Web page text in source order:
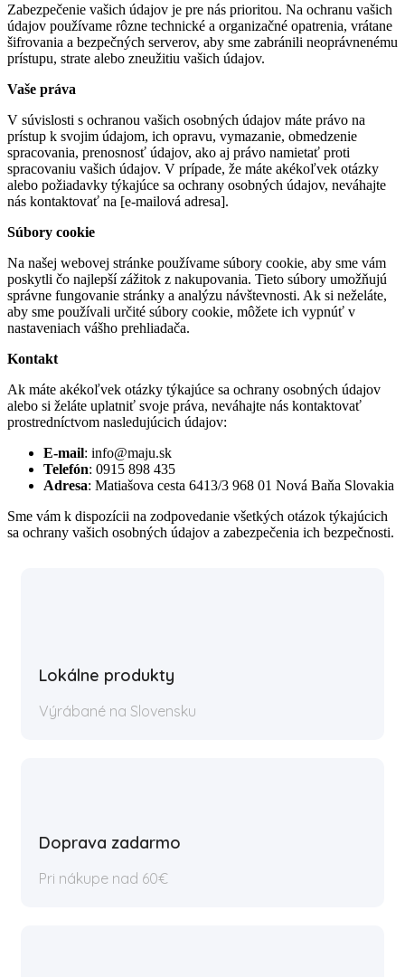
Zabezpečenie vašich údajov je pre nás prioritou. Na ochranu vašich
údajov používame rôzne technické a organizačné opatrenia, vrátane
šifrovania a bezpečných serverov, aby sme zabránili neoprávnenému
prístupu, strate alebo zneužitiu vašich údajov.
Vaše práva
V súvislosti s ochranou vašich osobných údajov máte právo na
prístup k svojim údajom, ich opravu, vymazanie, obmedzenie
spracovania, prenosnosť údajov, ako aj právo namietať proti
spracovaniu vašich údajov. V prípade, že máte akékoľvek otázky
alebo požiadavky týkajúce sa ochrany osobných údajov, neváhajte
nás kontaktovať na [e-mailová adresa].
Súbory cookie
Na našej webovej stránke používame súbory cookie, aby sme vám
poskytli čo najlepší zážitok z nakupovania. Tieto súbory umožňujú
správne fungovanie stránky a analýzu návštevnosti. Ak si neželáte,
aby sme používali určité súbory cookie, môžete ich vypnúť v
nastaveniach vášho prehliadača.
Kontakt
Ak máte akékoľvek otázky týkajúce sa ochrany osobných údajov
alebo si želáte uplatniť svoje práva, neváhajte nás kontaktovať
prostredníctvom nasledujúcich údajov:
E-mail: info@maju.sk
Telefón: 0915 898 435
Adresa: Matiašova cesta 6413/3 968 01 Nová Baňa Slovakia
Sme vám k dispozícii na zodpovedanie všetkých otázok týkajúcich
sa ochrany vašich osobných údajov a zabezpečenia ich bezpečnosti.
Lokálne produkty
Výrábané na Slovensku
Doprava zadarmo
Pri nákupe nad 60€